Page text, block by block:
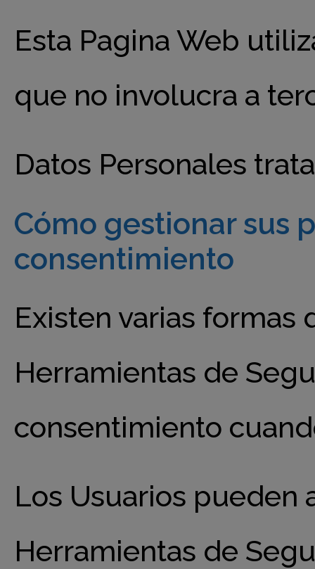
Esta Pagina Web
que no involucra a
Datos Personales
Cómo gestionar sus
consentimiento
Existen varias formas
Herramientas de
consentimiento
Los Usuarios pueden
Herramientas de